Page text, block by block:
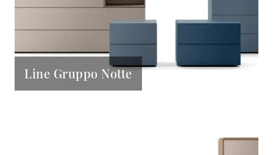
Line Gruppo Notte